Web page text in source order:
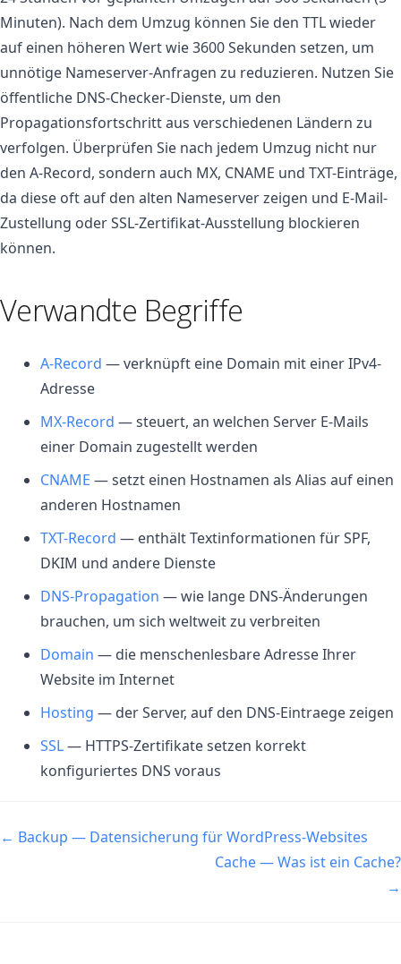
Minuten). Nach dem Umzug können Sie den TTL wieder
auf einen höheren Wert wie 3600 Sekunden setzen, um
unnötige Nameserver-Anfragen zu reduzieren. Nutzen Sie
öffentliche DNS-Checker-Dienste, um den
Propagationsfortschritt aus verschiedenen Ländern zu
verfolgen. Überprüfen Sie nach jedem Umzug nicht nur
den A-Record, sondern auch MX, CNAME und TXT-Einträge,
da diese oft auf den alten Nameserver zeigen und E-Mail-
Zustellung oder SSL-Zertifikat-Ausstellung blockieren
können.
Verwandte Begriffe
A-Record — verknüpft eine Domain mit einer IPv4-
Adresse
MX-Record — steuert, an welchen Server E-Mails
einer Domain zugestellt werden
CNAME — setzt einen Hostnamen als Alias auf einen
anderen Hostnamen
TXT-Record — enthält Textinformationen für SPF,
DKIM und andere Dienste
DNS-Propagation — wie lange DNS-Änderungen
brauchen, um sich weltweit zu verbreiten
Domain — die menschenlesbare Adresse Ihrer
Website im Internet
Hosting — der Server, auf den DNS-Eintraege zeigen
SSL— HTTPS-Zertifikate setzen korrekt
konfiguriertes DNS voraus
Navigation
← Backup — Datensicherung für WordPress-Websites
Cache — Was ist ein Cache?
→